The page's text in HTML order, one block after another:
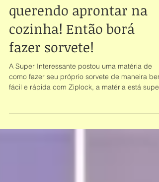
Tem um ziplock e ta
querendo aprontar na
cozinha! Então borá
fazer sorvete!
A Super Interessante postou uma matéria de